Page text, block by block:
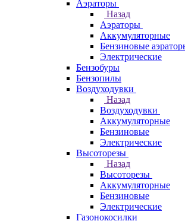
Аэраторы
Назад
Аэраторы
Аккумуляторные
Бензиновые
Электрические
Бензобуры
Бензопилы
Воздуходувки
Назад
Воздуходувки
Аккумуляторные
Бензиновые
Электрические
Высоторезы
Назад
Высоторезы
Аккумуляторные
Бензиновые
Электрические
Газонокосилки